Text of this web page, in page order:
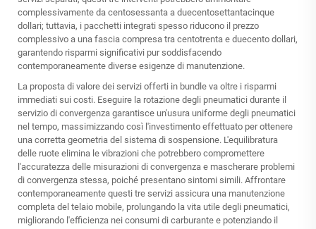
complessivamente da centosessanta a duecentosettantacinque
dollari; tuttavia, i pacchetti integrati spesso riducono il prezzo
complessivo a una fascia compresa tra centotrenta e duecento dollari,
garantendo risparmi significativi pur soddisfacendo
contemporaneamente diverse esigenze di manutenzione.
La proposta di valore dei servizi offerti in bundle va oltre i risparmi
immediati sui costi. Eseguire la rotazione degli pneumatici durante il
servizio di convergenza garantisce un'usura uniforme degli pneumatici
nel tempo, massimizzando così l'investimento effettuato per ottenere
una corretta geometria del sistema di sospensione. L'equilibratura
delle ruote elimina le vibrazioni che potrebbero compromettere
l'accuratezza delle misurazioni di convergenza e mascherare problemi
di convergenza stessa, poiché presentano sintomi simili. Affrontare
contemporaneamente questi tre servizi assicura una manutenzione
completa del telaio mobile, prolungando la vita utile degli pneumatici,
migliorando l'efficienza nei consumi di carburante e potenziando il